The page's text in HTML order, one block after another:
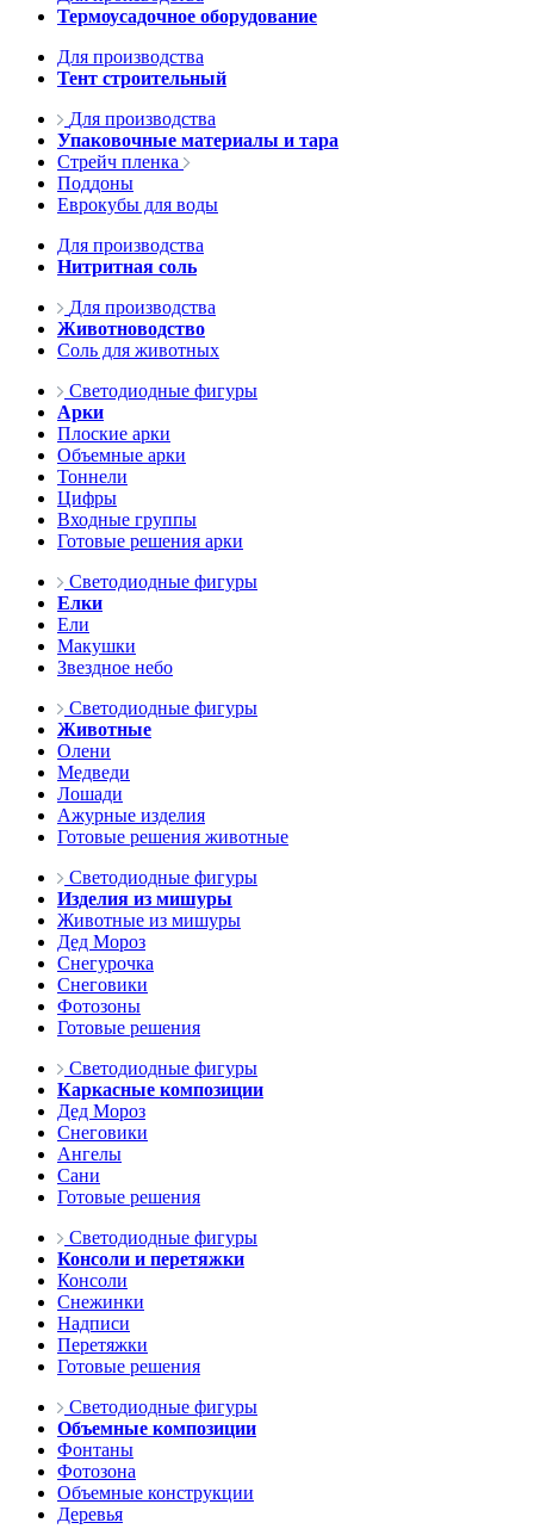
Термоусадочное оборудование
Для производства
Тент строительный
Для производства
Упаковочные материалы и тара
Стрейч пленка
Поддоны
Еврокубы для воды
Для производства
Нитритная соль
Для производства
Животноводство
Соль для животных
Светодиодные фигуры
Арки
Плоские арки
Объемные арки
Тоннели
Цифры
Входные группы
Готовые решения арки
Светодиодные фигуры
Елки
Ели
Макушки
Звездное небо
Светодиодные фигуры
Животные
Олени
Медведи
Лошади
Ажурные изделия
Готовые решения животные
Светодиодные фигуры
Изделия из мишуры
Животные из мишуры
Дед Мороз
Снегурочка
Снеговики
Фотозоны
Готовые решения
Светодиодные фигуры
Каркасные композиции
Дед Мороз
Снеговики
Ангелы
Сани
Готовые решения
Светодиодные фигуры
Консоли и перетяжки
Консоли
Снежинки
Надписи
Перетяжки
Готовые решения
Светодиодные фигуры
Объемные композиции
Фонтаны
Фотозона
Объемные конструкции
Деревья